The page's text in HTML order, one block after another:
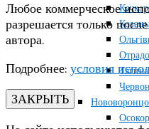
Любое коммерческое
разрешается только
автора.
Подробнее: условия
ЗАКРЫТЬ